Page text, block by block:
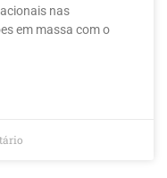
nas
em massa com o